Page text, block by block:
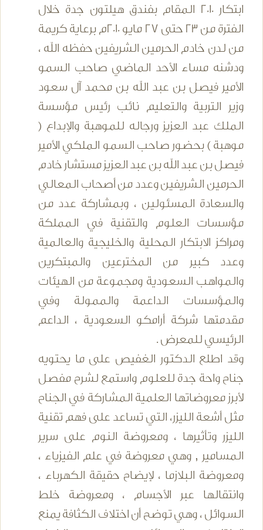
ابتكار 2010 المقام بفندق هيلتون جدة خلال
الفترة من 23 حتى 27 مايو 2010م برعاية كريمة
من لدن خادم الحرمين الشريفين حفظه الله ،
ودشنه مساء الأحد الماضي صاحب السمو
الأمير فيصل بن عبد الله بن محمد آل سعود
وزير التربية والتعليم نائب رئيس مؤسسة
الملك عبد العزيز ورجاله للموهبة والإبداع (
موهبة ) بحضور صاحب السمو الملكي الأمير
فيصل بن عبد الله بن عبد العزيز مستشار خادم
الحرمين الشريفين وعدد من أصحاب المعالي
والسعادة المسئولين ، وبمشاركة عدد من
مؤسسات العلوم والتقنية في المملكة
ومراكز الابتكار المحلية والخليجية والعالمية
وعدد كبير من المخترعين والمبتكرين
والمواهب السعودية ومجموعة من الهيئات
والمؤسسات الداعمة والممولة وفي
مقدمتها شركة أرامكو السعودية ، الداعم
الرئيسي للمعرض .
وقد اطلع الدكتور الغفيص على ما يحتويه
جناح واحة جدة للعلوم واستمع لشرح مفصل
لأبرز معروضاتها العلمية المشاركة في الجناح
مثل أشعة الليزر، التي تساعد على فهم تقنية
الليزر وتأثيرها ، ومعروضة النوم على سرير
المسامير , وهي معروضة في علم الفيزياء ،
ومعروضة البلازما ، لإيضاح حقيقة الكهرباء ،
وانتقالها عبر الأجسام ، ومعروضة خلط
السوائل ، وهي توضح أن اختلاف الكثافة يمنع